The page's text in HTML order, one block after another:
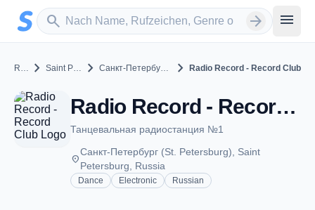
Zum Hauptinhalt springen
search
Sender suchen arrow_forward menu
Russia chevron_right Saint Petersburg chevron_right Санкт-Петербург (St. Petersburg) chevron_rightRadio Record - Record Club
Radio Record - Record Club - Санкт-Петербург (St. Petersburg)
Танцевальная радиостанция №1
place
Санкт-Петербург (St. Petersburg), Saint
Petersburg, Russia
Dance Electronic Russian